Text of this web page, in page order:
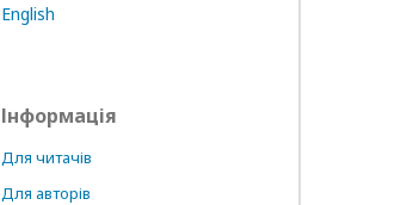
English
Інформація
Для читачів
Для авторів